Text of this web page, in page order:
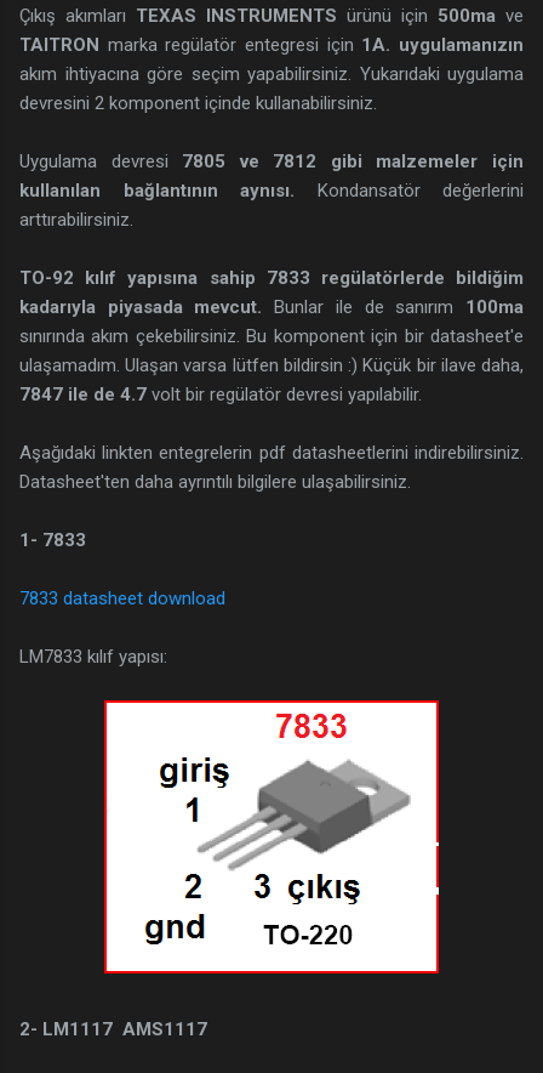
Çıkış akımları TEXAS INSTRUMENTS ürünü için 500ma ve
TAITRON marka regülatör entegresi için 1A. uygulamanızın
akım ihtiyacına göre seçim yapabilirsiniz. Yukarıdaki uygulama
devresini 2 komponent içinde kullanabilirsiniz.
Uygulama devresi 7805 ve 7812 gibi malzemeler için
kullanılan bağlantının aynısı. Kondansatör değerlerini
arttırabilirsiniz.
TO-92 kılıf yapısına sahip 7833 regülatörlerde bildiğim
kadarıyla piyasada mevcut.
Bunlar ile de sanırım 100ma
sınırında akım çekebilirsiniz. Bu komponent için bir datasheet'e
ulaşamadım. Ulaşan varsa lütfen bildirsin :) Küçük bir ilave daha,
7847 ile de 4.7 volt bir regülatör devresi yapılabilir.
Aşağıdaki linkten entegrelerin pdf datasheetlerini indirebilirsiniz.
Datasheet'ten daha ayrıntılı bilgilere ulaşabilirsiniz.
1- 7833
7833 datasheet download
LM7833 kılıf yapısı:
2- LM1117 AMS1117